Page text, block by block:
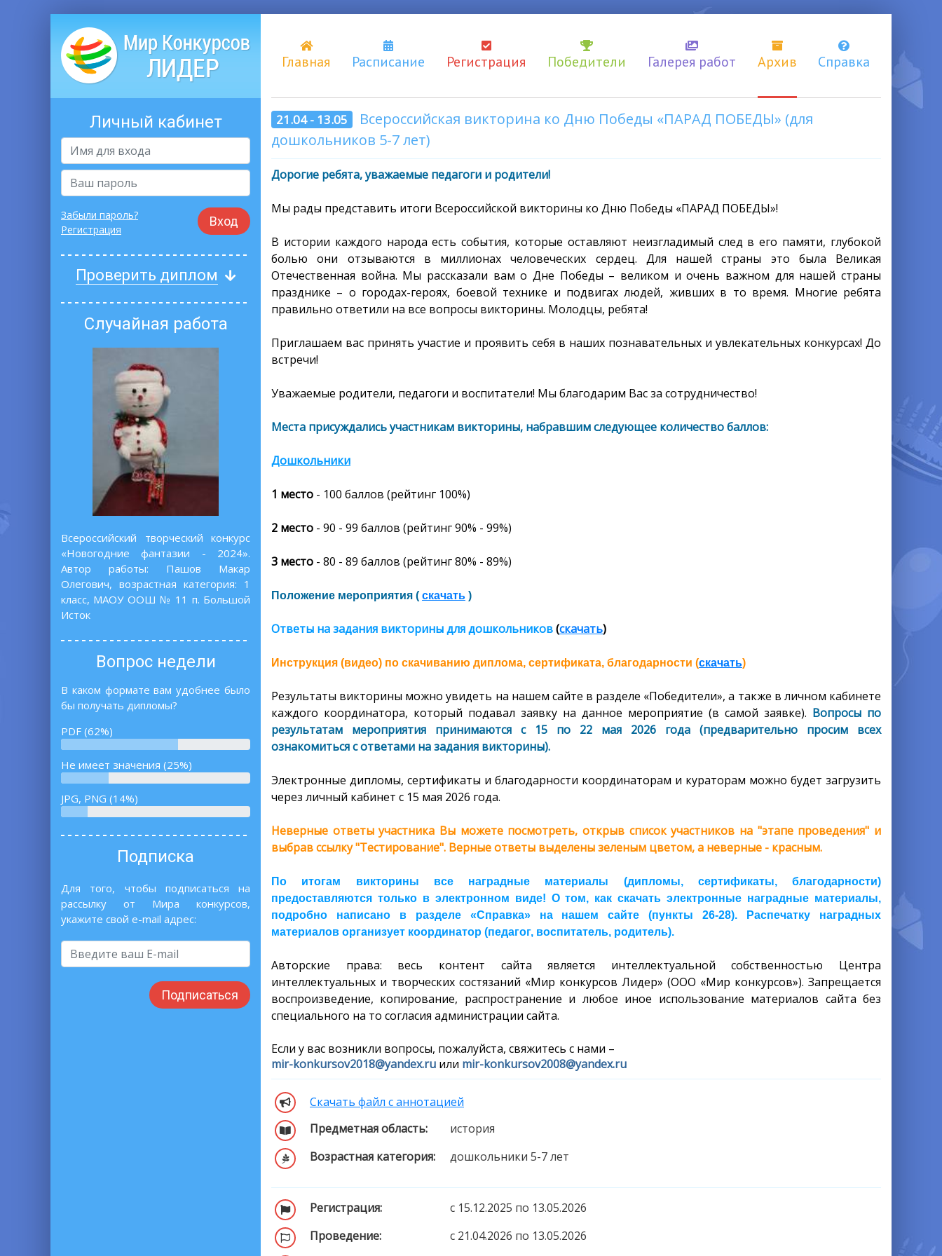
Главная Расписание Регистрация Победители Галерея работ Архив Справка
Личный кабинет
Вход
Забыли пароль?
Регистрация
Проверить диплом
Случайная работа
Всероссийский творческий конкурс
«Новогодние фантазии - 2024».
Автор работы: Пашов Макар
Олегович, возрастная категория: 1
класс, МАОУ ООШ № 11 п. Большой
Исток
Вопрос недели
В каком формате вам удобнее было
бы получать дипломы?
PDF (62%)
Не имеет значения (25%)
JPG, PNG (14%)
Подписка
Для того, чтобы подписаться на
рассылку от Мира конкурсов,
укажите свой e-mail адрес:
Подписаться
21.04 - 13.05
Всероссийская викторина ко Дню Победы «ПАРАД ПОБЕДЫ» (для
дошкольников 5-7 лет)
Дорогие ребята, уважаемые педагоги и родители!
Мы рады представить итоги Всероссийской викторины ко Дню Победы «ПАРАД ПОБЕДЫ»!
В истории каждого народа есть события, которые оставляют неизгладимый след в его памяти, глубокой
болью они отзываются в миллионах человеческих сердец. Для нашей страны это была Великая
Отечественная война. Мы рассказали вам о Дне Победы – великом и очень важном для нашей страны
празднике – о городах-героях, боевой технике и подвигах людей, живших в то время. Многие ребята
правильно ответили на все вопросы викторины. Молодцы, ребята!
Приглашаем вас принять участие и проявить себя в наших познавательных и увлекательных конкурсах! До
встречи!
Уважаемые родители, педагоги и воспитатели! Мы благодарим Вас за сотрудничество!
Места присуждались участникам викторины, набравшим следующее количество баллов:
Дошкольники
1 место - 100 баллов (рейтинг 100%)
2 место - 90 - 99 баллов (рейтинг 90% - 99%)
3 место - 80 - 89 баллов (рейтинг 80% - 89%)
Положение мероприятия ( скачать )
Ответы на задания викториныдля дошкольников(скачать)
Инструкция (видео) по скачиванию диплома, сертификата, благодарности (скачать)
Результаты викторины можно увидеть на нашем сайте в разделе «Победители», а также в личном кабинете
каждого координатора, который подавал заявку на данное мероприятие (в самой заявке). Вопросы по
результатам мероприятия принимаются с 15 по 22 мая 2026 года (предварительно просим всех
ознакомиться с ответами на задания викторины).
Электронные дипломы, сертификаты и благодарности координаторам и кураторам можно будет загрузить
через личный кабинет с 15 мая 2026 года.
Неверные ответы участника Вы можете посмотреть, открыв список участников на "этапе проведения" и
выбрав ссылку "Тестирование". Верные ответы выделены зеленым цветом, а неверные - красным.
По итогам викторины все наградные материалы (дипломы, сертификаты, благодарности)
предоставляются только в электронном виде! О том, как скачать электронные наградные материалы,
подробно написано в разделе «Справка» на нашем сайте (пункты 26-28). Распечатку наградных
материалов организует координатор (педагог, воспитатель, родитель).
Авторские права: весь контент сайта является интеллектуальной собственностью Центра
интеллектуальных и творческих состязаний «Мир конкурсов Лидер» (ООО «Мир конкурсов»). Запрещается
воспроизведение, копирование, распространение и любое иное использование материалов сайта без
специального на то согласия администрации сайта.
Если у вас возникли вопросы, пожалуйста, свяжитесь с нами –
mir-konkursov2018@yandex.ru или mir-konkursov2008@yandex.ru
Скачать файл с аннотацией
Предметная область:
история
Возрастная категория:
дошкольники 5-7 лет
Регистрация:
c 15.12.2025 по 13.05.2026
Проведение:
c 21.04.2026 по 13.05.2026